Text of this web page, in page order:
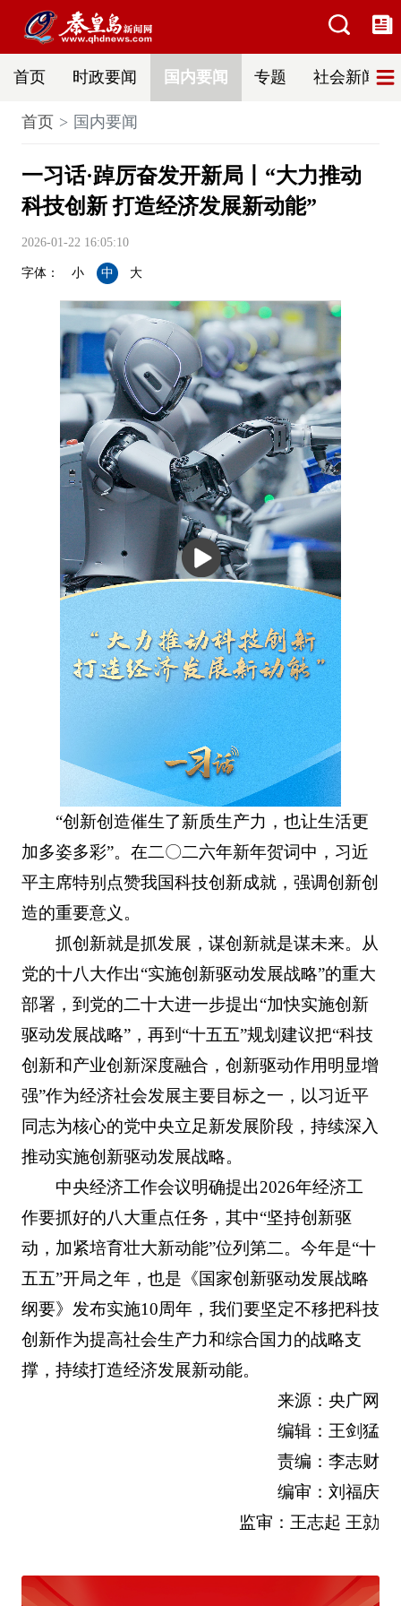
首页 时政要闻 国内要闻 专题 社会新闻
首页 国内要闻
一习话·踔厉奋发开新局丨“大力推动
科技创新 打造经济发展新动能”
2026-01-22 16:05:10
字体： 小 中 大
“创新创造催生了新质生产力，也让生活更
加多姿多彩”。在二〇二六年新年贺词中，习近
平主席特别点赞我国科技创新成就，强调创新创
造的重要意义。
抓创新就是抓发展，谋创新就是谋未来。从
党的十八大作出“实施创新驱动发展战略”的重大
部署，到党的二十大进一步提出“加快实施创新
驱动发展战略”，再到“十五五”规划建议把“科技
创新和产业创新深度融合，创新驱动作用明显增
强”作为经济社会发展主要目标之一，以习近平
同志为核心的党中央立足新发展阶段，持续深入
推动实施创新驱动发展战略。
中央经济工作会议明确提出2026年经济工
作要抓好的八大重点任务，其中“坚持创新驱
动，加紧培育壮大新动能”位列第二。今年是“十
五五”开局之年，也是《国家创新驱动发展战略
纲要》发布实施10周年，我们要坚定不移把科技
创新作为提高社会生产力和综合国力的战略支
撑，持续打造经济发展新动能。
来源：央广网
编辑：王剑猛
责编：李志财
编审：刘福庆
监审：王志起 王勍